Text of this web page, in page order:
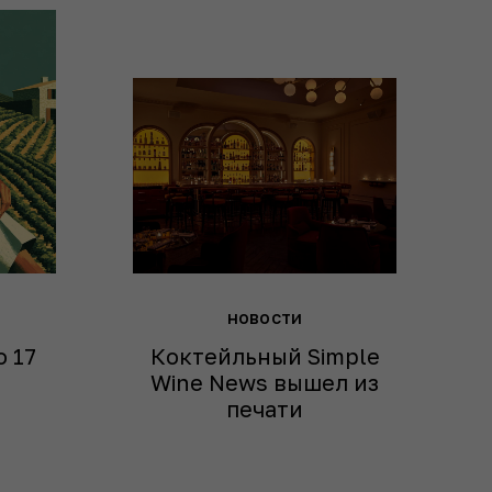
17
новости
Коктейльный Simple
Wine News вышел из
печати